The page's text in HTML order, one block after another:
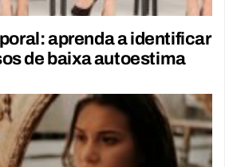
aprenda a identificar
de baixa autoestima